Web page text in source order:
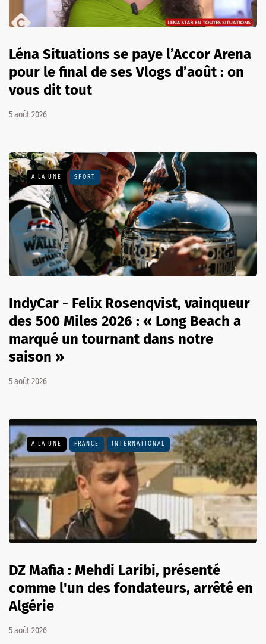
Léna Situations se paye l’Accor Arena
pour le final de ses Vlogs d’août : on
vous dit tout
5 août 2026
A LA UNE SPORT
IndyCar - Felix Rosenqvist, vainqueur
des 500 Miles 2026 : « Long Beach a
marqué un tournant dans notre
saison »
5 août 2026
A LA UNE FRANCE INTERNATIONAL
DZ Mafia : Mehdi Laribi, présenté
comme l'un des fondateurs, arrêté en
Algérie
5 août 2026